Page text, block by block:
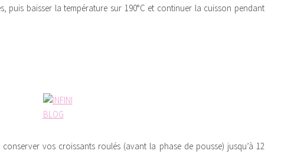
puis baisser la température sur 190°C et continuer la cuisson pendant
vos croissants roulés (avant la phase de pousse) jusqu’à 12